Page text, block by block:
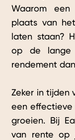
Waarom een
plaats van
laten staan?
op de lange
rendement
Zeker in tijden
een
groeien. Bij
van rente op